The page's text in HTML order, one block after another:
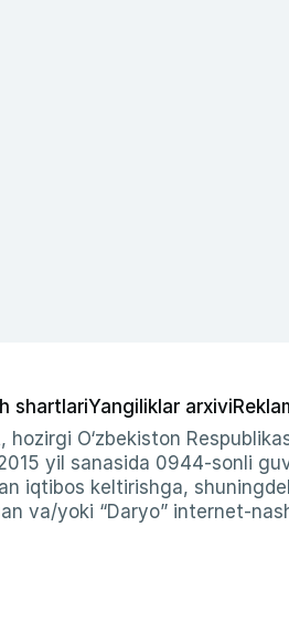
shartlariYangiliklar arxivi
O‘zbekiston
yil sanasida 0944-sonli
iqtibos keltirishga,
va/yoki “Daryo” internet-